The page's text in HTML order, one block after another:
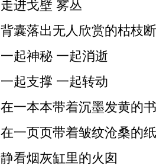
走进戈壁 雾丛
背囊落出无人欣赏的枯枝
一起神秘 一起消逝
一起支撑 一起转动
在一本本带着沉墨发黄的
在一页页带着皱纹沧桑的
静看烟灰缸里的火囱